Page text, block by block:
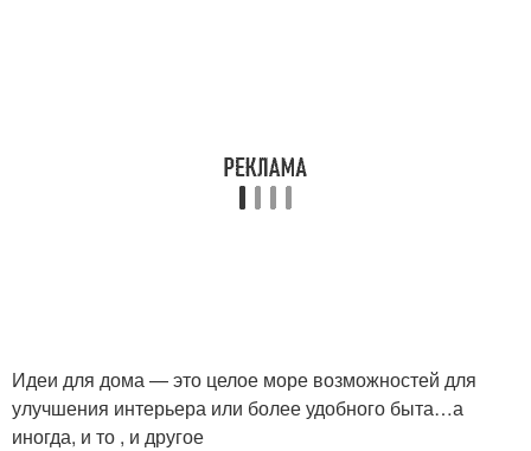
Идеи для дома — это целое море возможностей для
улучшения интерьера или более удобного быта…а
иногда, и то , и другое